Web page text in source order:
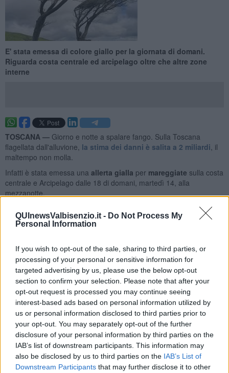
QUInewsValbisenzio.it - Do Not Process My
Personal Information
If you wish to opt-out of the sale, sharing to third parties, or
processing of your personal or sensitive information for
targeted advertising by us, please use the below opt-out
section to confirm your selection. Please note that after your
opt-out request is processed you may continue seeing
interest-based ads based on personal information utilized by
us or personal information disclosed to third parties prior to
your opt-out. You may separately opt-out of the further
disclosure of your personal information by third parties on the
IAB’s list of downstream participants. This information may
also be disclosed by us to third parties on the IAB’s List of
Downstream Participants that may further disclose it to other
E' stata emessa di colore giallo per la giornata di domani.
Riguarda costa centrale ed arcipelago oltre che altre zone
interne
TOSCANA — Giorno e notte a spalare fango. Sulla Toscana
flagellata dall'alluvione, la stima dei danni è salita a 2 miliardi , il
maltempo non molla.
Infatti è stata emessa una allerta gialla per mareggiate sulla costa
centrale e Arcipelago dalle 18 di domani, martedì 14, alla
mezzanotte.
dalle 12 di domani alla mezzanotte. Lo comunica il presidente della
Regione, Eugenio Giani, sui social.